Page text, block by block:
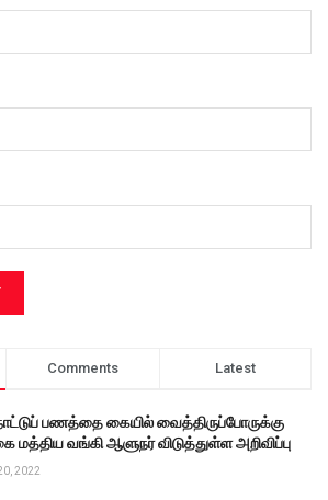
Comments Latest
பணத்தை கையில் வைத்திருப்போருக்கு
மத்திய வங்கி ஆளுநர் விடுத்துள்ள அறிவிப்பு
2022